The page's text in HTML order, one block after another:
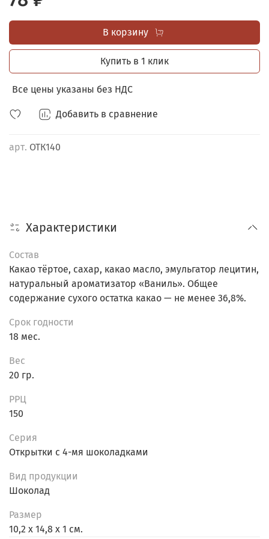
Добавить в сравнение
арт. ОТК140
ШОУ-БОКС В ПОДАРОКпри заказе от 40 любых
открыток с 4-мя шоколадками.
В корзину
Купить в 1 клик
Все цены указаны без НДС
Характеристики
Состав
Какао тёртое, сахар, какао масло, эмульгатор лецитин,
натуральный ароматизатор «Ваниль». Общее
содержание сухого остатка какао — не менее 36,8%.
Срок годности
18 мес.
Вес
20 гр.
РРЦ
150
Серия
Открытки с 4-мя шоколадками
Вид продукции
Шоколад
Размер
10,2 х 14,8 х 1 см.